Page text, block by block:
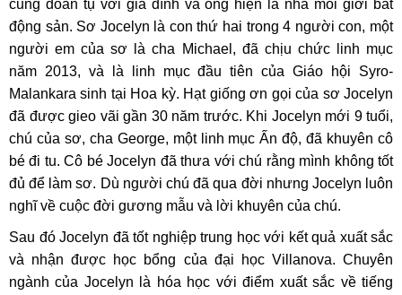
cũng đoàn tụ với gia đình và ông hiện là nhà môi giới bất
động sản. Sơ Jocelyn là con thứ hai trong 4 người con, một
người em của sơ là cha Michael, đã chịu chức linh mục
năm 2013, và là linh mục đầu tiên của Giáo hội Syro-
Malankara sinh tại Hoa kỳ. Hạt giống ơn gọi của sơ Jocelyn
đã được gieo vãi gần 30 năm trước. Khi Jocelyn mới 9 tuổi,
chú của sơ, cha George, một linh mục Ấn độ, đã khuyên cô
bé đi tu. Cô bé Jocelyn đã thưa với chú rằng mình không tốt
đủ để làm sơ. Dù người chú đã qua đời nhưng Jocelyn luôn
nghĩ về cuộc đời gương mẫu và lời khuyên của chú.
Sau đó Jocelyn đã tốt nghiệp trung học với kết quả xuất sắc
và nhận được học bổng của đại học Villanova. Chuyên
ngành của Jocelyn là hóa học với điểm xuất sắc về tiếng